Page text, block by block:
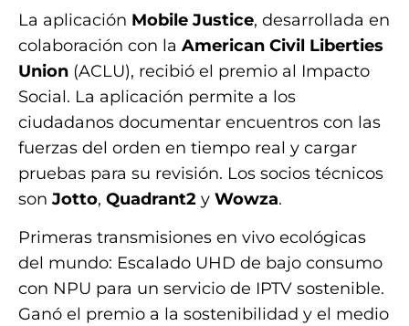
La aplicación Mobile Justice, desarrollada en
colaboración con la American Civil Liberties
Union (ACLU), recibió el premio al Impacto
Social. La aplicación permite a los
ciudadanos documentar encuentros con las
fuerzas del orden en tiempo real y cargar
pruebas para su revisión. Los socios técnicos
sonJotto, Quadrant2 y Wowza.
Primeras transmisiones en vivo ecológicas
del mundo: Escalado UHD de bajo consumo
con NPU para un servicio de IPTV sostenible.
Ganó el premio a la sostenibilidad y el medio